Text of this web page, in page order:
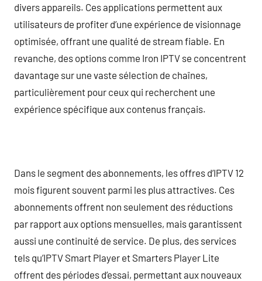
divers appareils. Ces applications permettent aux
utilisateurs de profiter d’une expérience de visionnage
optimisée, offrant une qualité de stream fiable. En
revanche, des options comme Iron IPTV se concentrent
davantage sur une vaste sélection de chaînes,
particulièrement pour ceux qui recherchent une
expérience spécifique aux contenus français.
Dans le segment des abonnements, les offres d’IPTV 12
mois figurent souvent parmi les plus attractives. Ces
abonnements offrent non seulement des réductions
par rapport aux options mensuelles, mais garantissent
aussi une continuité de service. De plus, des services
tels qu’IPTV Smart Player et Smarters Player Lite
offrent des périodes d’essai, permettant aux nouveaux